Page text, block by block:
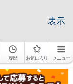
表示
履歴 お気に入り メニュー